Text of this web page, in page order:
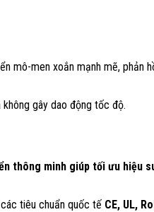
mô-men xoắn mạnh mẽ, phản
gây dao động tốc độ.
thông minh giúp tối ưu hiệu
tiêu chuẩn quốc tế CE, UL,